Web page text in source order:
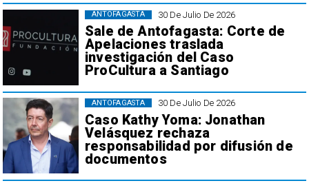
30 De Julio De 2026
Sale de Antofagasta: Corte de
Apelaciones traslada
investigación del Caso
ProCultura a Santiago
ANTOFAGASTA
30 De Julio De 2026
Caso Kathy Yoma: Jonathan
Velásquez rechaza
responsabilidad por difusión de
documentos
ANTOFAGASTA